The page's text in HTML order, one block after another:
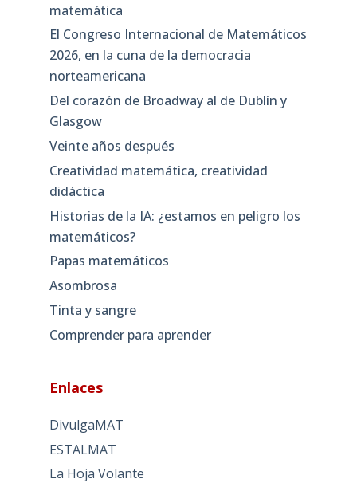
matemática
El Congreso Internacional de Matemáticos
2026, en la cuna de la democracia
norteamericana
Del corazón de Broadway al de Dublín y
Glasgow
Veinte años después
Creatividad matemática, creatividad
didáctica
Historias de la IA: ¿estamos en peligro los
matemáticos?
Papas matemáticos
Asombrosa
Tinta y sangre
Comprender para aprender
Enlaces
DivulgaMAT
ESTALMAT
La Hoja Volante